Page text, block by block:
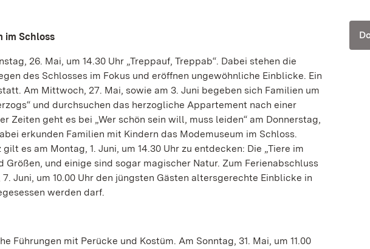
im Schloss
26. Mai, um 14.30 Uhr „Treppauf, Treppab“. Dabei stehen die
des Schlosses im Fokus und eröffnen ungewöhnliche Einblicke. Ein
Am Mittwoch, 27. Mai, sowie am 3. Juni begeben sich Familien um
und durchsuchen das herzogliche Appartement nach einer
Zeiten geht es bei „Wer schön sein will, muss leiden“ am Donnerstag,
erkunden Familien mit Kindern das Modemuseum im Schloss.
es am Montag, 1. Juni, um 14.30 Uhr zu entdecken: Die „Tiere im
Größen, und einige sind sogar magischer Natur. Zum Ferienabschluss
Juni, um 10.00 Uhr den jüngsten Gästen altersgerechte Einblicke in
werden darf.
Führungen mit Perücke und Kostüm. Am Sonntag, 31. Mai, um 11.00